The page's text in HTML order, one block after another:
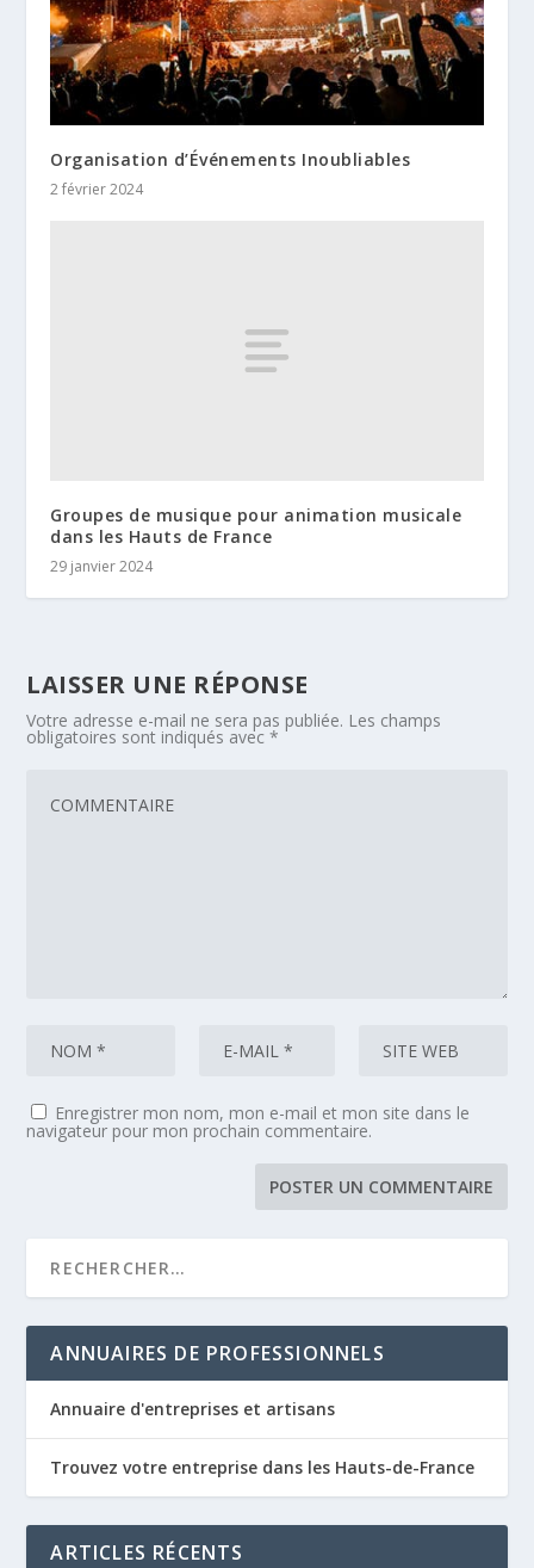
Organisation d’Événements Inoubliables
2 février 2024
Groupes de musique pour animation musicale
dans les Hauts de France
29 janvier 2024
LAISSER UNE RÉPONSE
Votre adresse e-mail ne sera pas publiée. Les champs
obligatoires sont indiqués avec*
Enregistrer mon nom, mon e-mail et mon site dans le
navigateur pour mon prochain commentaire.
ANNUAIRES DE PROFESSIONNELS
Annuaire d'entreprises et artisans
Trouvez votre entreprise dans les Hauts-de-France
ARTICLES RÉCENTS